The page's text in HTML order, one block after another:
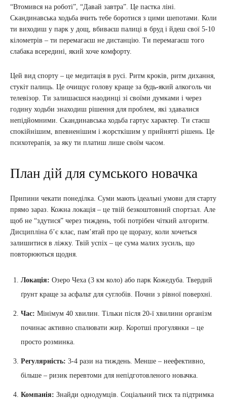
“Втомився на роботі”, “Давай завтра”. Це пастка ліні.
Скандинавська ходьба вчить тебе боротися з цими шепотами. Коли
ти виходиш у парк у дощ, вбиваєш палиці в бруд і йдеш свої 5-10
кілометрів – ти перемагаєш не дистанцію. Ти перемагаєш того
слабака всередині, який хоче комфорту.
Цей вид спорту – це медитація в русі. Ритм кроків, ритм дихання,
стукіт палиць. Це очищує голову краще за будь-який алкоголь чи
телевізор. Ти залишаєшся наодинці зі своїми думками і через
годину ходьби знаходиш рішення для проблем, які здавалися
непідйомними. Скандинавська ходьба гартує характер. Ти стаєш
спокійнішим, впевненішим і жорсткішим у прийнятті рішень. Це
психотерапія, за яку ти платиш лише своїм часом.
План дій для сумського новачка
Припини чекати понеділка. Суми мають ідеальні умови для старту
прямо зараз. Кожна локація – це твій безкоштовний спортзал. Але
щоб не “здутися” через тиждень, тобі потрібен чіткий алгоритм.
Дисципліна б’є клас, пам’ятай про це щоразу, коли хочеться
залишитися в ліжку. Твій успіх – це сума малих зусиль, що
повторюються щодня.
Локація: Озеро Чеха (3 км коло) або парк Кожедуба. Твердий
ґрунт краще за асфальт для суглобів. Почни з рівної поверхні.
Час: Мінімум 40 хвилин. Тільки після 20-ї хвилини організм
починає активно спалювати жир. Коротші прогулянки – це
просто розминка.
Регулярність: 3-4 рази на тиждень. Менше – неефективно,
більше – ризик перевтоми для непідготовленого новачка.
Компанія: Знайди однодумців. Соціальний тиск та підтримка